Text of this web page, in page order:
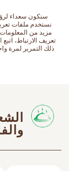
نستخدم ملفات
مزيد من
تعريف الارتباط،
ذلك التمرير لمرة
العربية